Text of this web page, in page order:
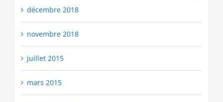
décembre 2018
novembre 2018
juillet 2015
mars 2015